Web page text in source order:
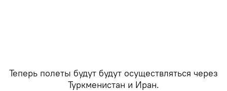
Теперь полеты будут будут осуществляться через
Туркменистан и Иран.